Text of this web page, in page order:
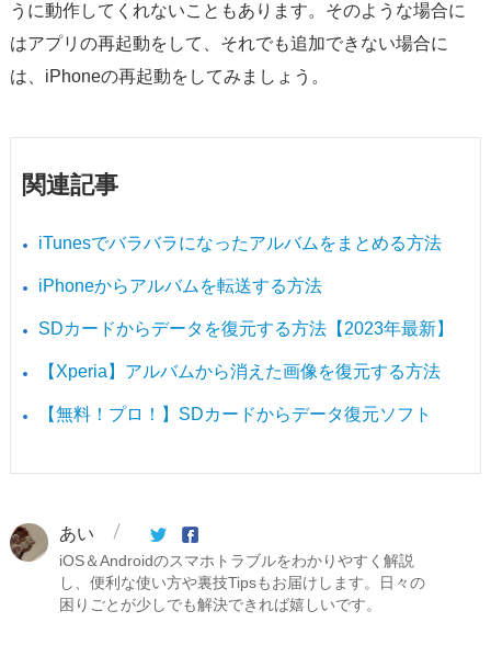
うに動作してくれないこともあります。そのような場合に
はアプリの再起動をして、それでも追加できない場合に
は、iPhoneの再起動をしてみましょう。
関連記事
iTunesでバラバラになったアルバムをまとめる方法
iPhoneからアルバムを転送する方法
SDカードからデータを復元する方法【2023年最新】
【Xperia】アルバムから消えた画像を復元する方法
【無料！プロ！】SDカードからデータ復元ソフト
あい
iOS＆Androidのスマホトラブルをわかりやすく解説
し、便利な使い方や裏技Tipsもお届けします。日々の
困りごとが少しでも解決できれば嬉しいです。